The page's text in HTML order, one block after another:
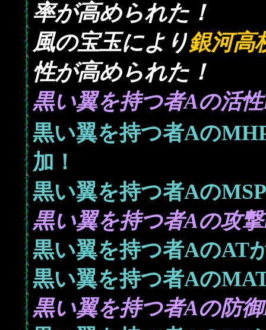
率が高められた！
風の宝玉により銀河高
性が高められた！
黒い翼を持つ者Aの活
黒い翼を持つ者Aの
加！
黒い翼を持つ者Aの
黒い翼を持つ者Aの攻
黒い翼を持つ者AのAT
黒い翼を持つ者Aの
黒い翼を持つ者Aの防